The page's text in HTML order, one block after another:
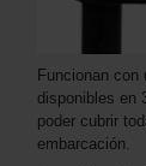
Funcionan
disponibles en
poder cubrir
embarcación.